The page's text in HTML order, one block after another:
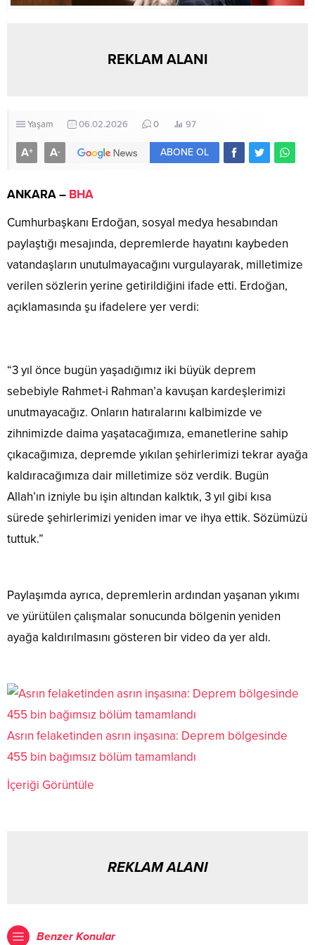
REKLAM ALANI
Yaşam 06.02.2026 0 97
A+ A- ABONE OL
ANKARA – BHA
Cumhurbaşkanı Erdoğan, sosyal medya hesabından
paylaştığı mesajında, depremlerde hayatını kaybeden
vatandaşların unutulmayacağını vurgulayarak, milletimize
verilen sözlerin yerine getirildiğini ifade etti. Erdoğan,
açıklamasında şu ifadelere yer verdi:
“3 yıl önce bugün yaşadığımız iki büyük deprem
sebebiyle Rahmet-i Rahman’a kavuşan kardeşlerimizi
unutmayacağız. Onların hatıralarını kalbimizde ve
zihnimizde daima yaşatacağımıza, emanetlerine sahip
çıkacağımıza, depremde yıkılan şehirlerimizi tekrar ayağa
kaldıracağımıza dair milletimize söz verdik. Bugün
Allah’ın izniyle bu işin altından kalktık, 3 yıl gibi kısa
sürede şehirlerimizi yeniden imar ve ihya ettik. Sözümüzü
tuttuk.”
Paylaşımda ayrıca, depremlerin ardından yaşanan yıkımı
ve yürütülen çalışmalar sonucunda bölgenin yeniden
ayağa kaldırılmasını gösteren bir video da yer aldı.
Asrın felaketinden asrın inşasına: Deprem bölgesinde
455 bin bağımsız bölüm tamamlandı
İçeriği Görüntüle
REKLAM ALANI
Benzer Konular